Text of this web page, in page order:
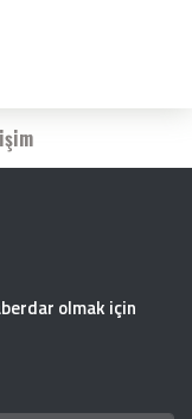
olmak için